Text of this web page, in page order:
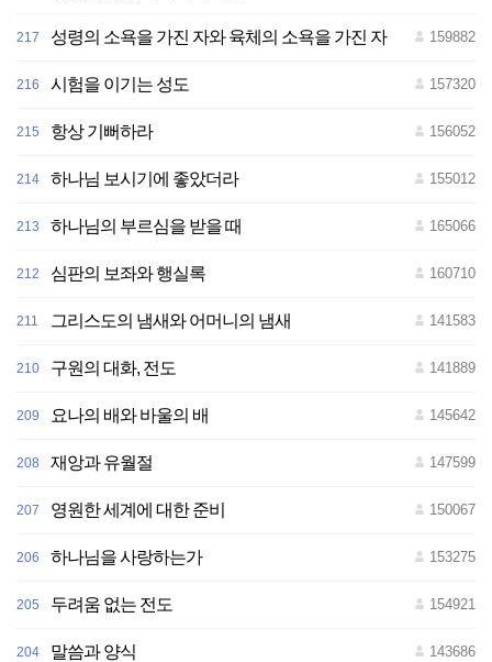
217 성령의 소욕을 가진 자와 육체의 소욕을 가진 자 159882
216 시험을 이기는 성도 157320
215 항상 기뻐하라 156052
214 하나님 보시기에 좋았더라 155012
213 하나님의 부르심을 받을 때 165066
212 심판의 보좌와 행실록 160710
211 그리스도의 냄새와 어머니의 냄새 141583
210 구원의 대화, 전도 141889
209 요나의 배와 바울의 배 145642
208 재앙과 유월절 147599
207 영원한 세계에 대한 준비 150067
206 하나님을 사랑하는가 153275
205 두려움 없는 전도 154921
204 말씀과 양식 143686